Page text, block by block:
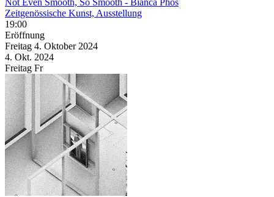
Zeitgenössische Kunst, Ausstellung
19:00
Eröffnung
Freitag 4. Oktober 2024
4. Okt. 2024
Freitag Fr